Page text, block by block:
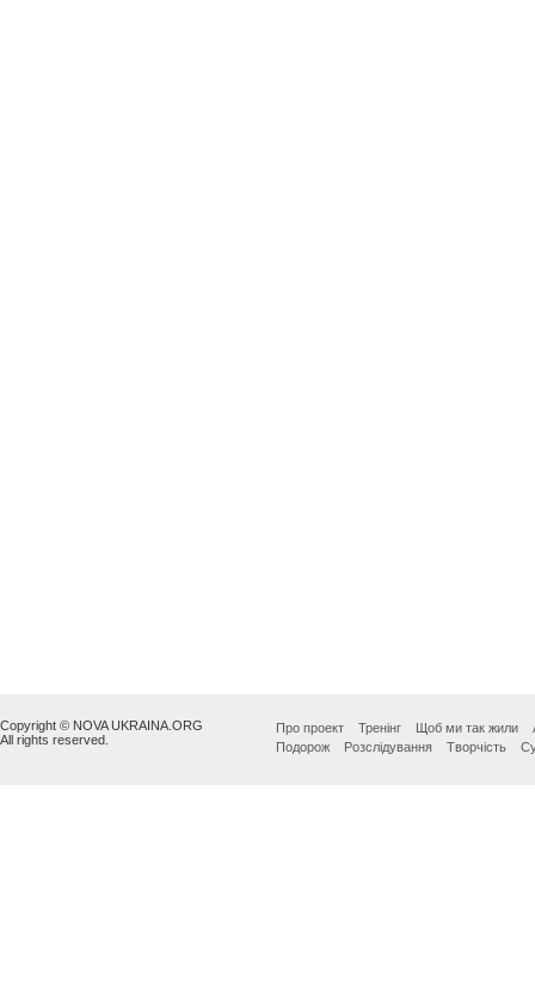
Copyright © NOVA UKRAINA.ORG
All rights reserved.
Про проект Тренінг Щоб ми так жили
Подорож
Розслідування Творчість